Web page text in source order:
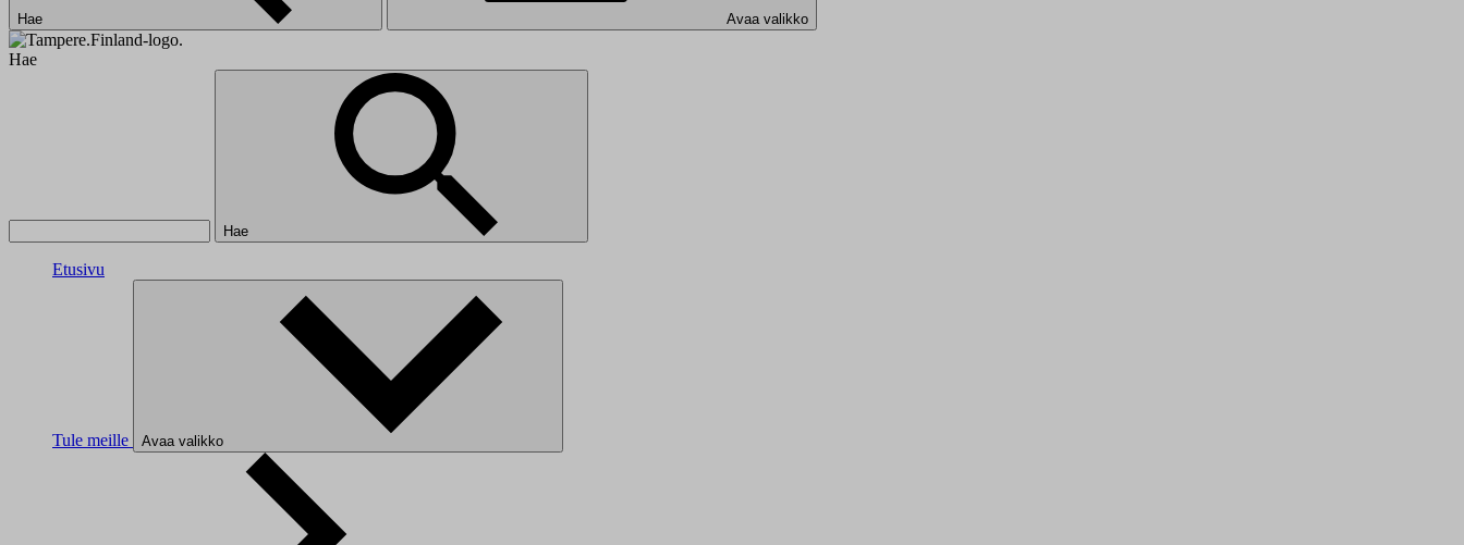
Hae Avaa valikko
Hae
Hae
Etusivu
Tule meille Avaa valikko